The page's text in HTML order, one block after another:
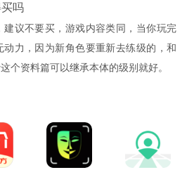
吗
议不要买，游戏内容类同，当你玩完
力，因为新角色要重新去练级的，和
个资料篇可以继承本体的级别就好。